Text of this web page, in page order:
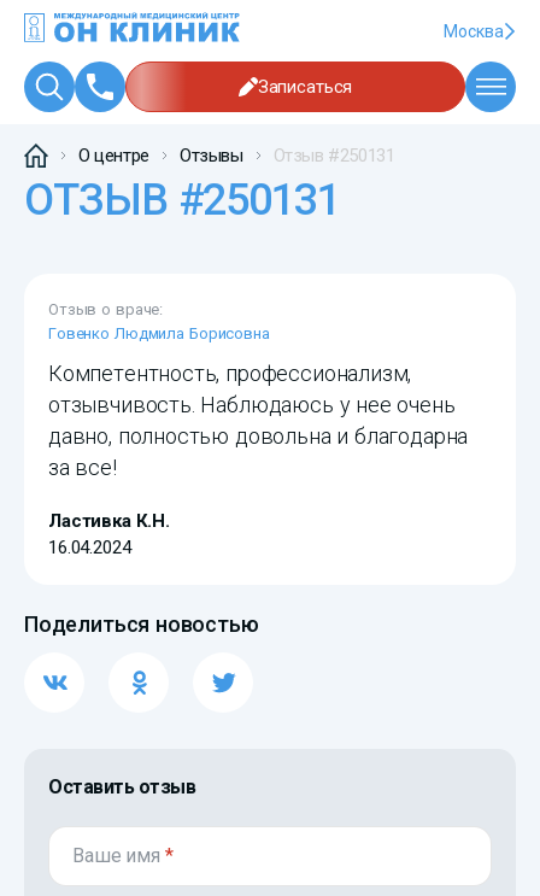
Москва
Записаться
О центре Отзывы Отзыв #250131
ОТЗЫВ #250131
Отзыв о враче:
Говенко Людмила Борисовна
Компетентность, профессионализм,
отзывчивость. Наблюдаюсь у нее очень
давно, полностью довольна и благодарна
за все!
Ластивка К.Н.
16.04.2024
Поделиться новостью
Оставить отзыв
Ваше имя *